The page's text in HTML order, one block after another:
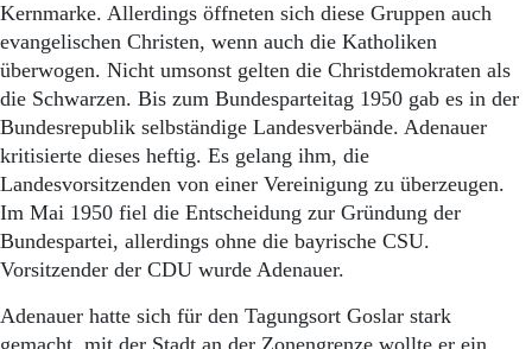
Kernmarke. Allerdings öffneten sich diese Gruppen auch
evangelischen Christen, wenn auch die Katholiken
überwogen. Nicht umsonst gelten die Christdemokraten als
die Schwarzen. Bis zum Bundesparteitag 1950 gab es in der
Bundesrepublik selbständige Landesverbände. Adenauer
kritisierte dieses heftig. Es gelang ihm, die
Landesvorsitzenden von einer Vereinigung zu überzeugen.
Im Mai 1950 fiel die Entscheidung zur Gründung der
Bundespartei, allerdings ohne die bayrische CSU.
Vorsitzender der CDU wurde Adenauer.
Adenauer hatte sich für den Tagungsort Goslar stark
gemacht, mit der Stadt an der Zonengrenze wollte er ein